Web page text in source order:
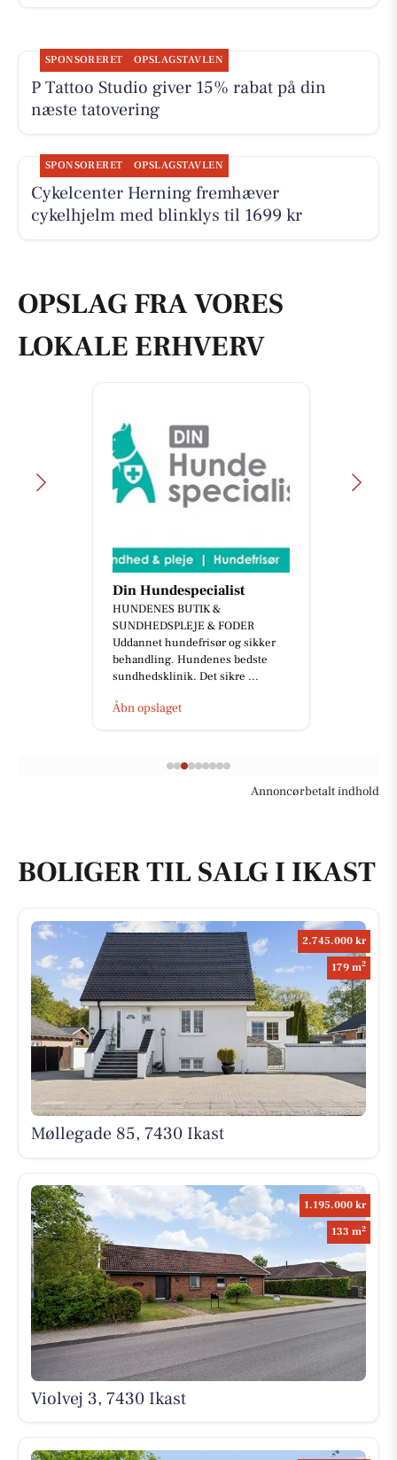
SPONSORERET OPSLAGSTAVLEN
P Tattoo Studio giver 15% rabat på din
næste tatovering
SPONSORERET OPSLAGSTAVLEN
Cykelcenter Herning fremhæver
cykelhjelm med blinklys til 1699 kr
OPSLAG FRA VORES
LOKALE ERHVERV
Din Hundespecialist
HUNDENES BUTIK &
SUNDHEDSPLEJE & FODER
Uddannet hundefrisør og sikker
behandling. Hundenes bedste
sundhedsklinik. Det sikre ...
Åbn opslaget
Annoncørbetalt indhold
BOLIGER TIL SALG I IKAST
2.745.000 kr
179 m2
Møllegade 85, 7430 Ikast
1.195.000 kr
133 m2
Violvej 3, 7430 Ikast